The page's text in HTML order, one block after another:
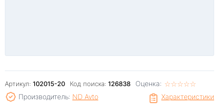
Артикул: 102015-20 Код поиска: 126838 Оценка: ☆☆☆☆☆
★★★★★
Характеристики
Производитель: ND Avto